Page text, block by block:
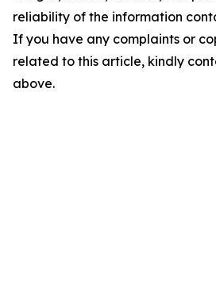
reliability of the information
If you have any complaints or
related to this article, kindly
above.